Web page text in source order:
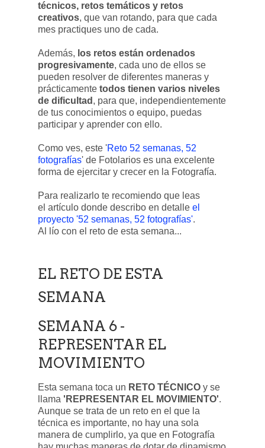
técnicos, retos temáticos y retos
creativos, que van rotando, para que cada
mes practiques uno de cada.
Además, los retos están ordenados
progresivamente, cada uno de ellos se
pueden resolver de diferentes maneras y
prácticamente todos tienen varios niveles
de dificultad , para que, independientemente
de tus conocimientos o equipo, puedas
participar y aprender con ello.
Como ves, este 'Reto 52 semanas, 52
fotografías' de Fotolarios es una excelente
forma de ejercitar y crecer en la Fotografía.
Para realizarlo te recomiendo que leas
el artículo donde describo en detalle el
proyecto '52 semanas, 52 fotografías'.
Al lío con el reto de esta semana...
EL RETO DE ESTA
SEMANA
SEMANA 6 -
REPRESENTAR EL
MOVIMIENTO
Esta semana toca un RETO TÉCNICO y se
llama 'REPRESENTAR EL MOVIMIENTO'.
Aunque se trata de un reto en el que la
técnica es importante, no hay una sola
manera de cumplirlo, ya que en Fotografía